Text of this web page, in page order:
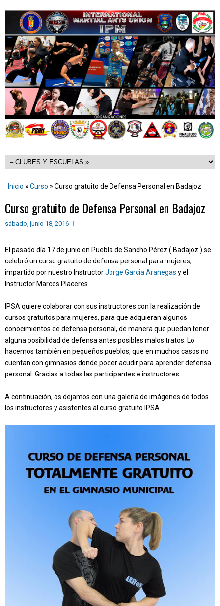
Inicio » Curso » Curso gratuito de Defensa Personal en Badajoz
Curso gratuito de Defensa Personal en Badajoz
sábado, junio 18, 2016
El pasado día 17 de junio en Puebla de Sancho Pérez ( Badajoz ) se
celebró un curso gratuito de defensa personal para mujeres,
impartido por nuestro InstructorJorge Garcia Aranegas y el
Instructor Marcos Placeres.
IPSA quiere colaborar con sus instructores con la realización de
cursos gratuitos para mujeres, para que adquieran algunos
conocimientos de defensa personal, de manera que puedan tener
alguna posibilidad de defensa antes posibles malos tratos. Lo
hacemos también en pequeños pueblos, que en muchos casos no
cuentan con gimnasios donde poder acudir para aprender defensa
personal. Gracias a todas las participantes e instructores.
A continuación, os dejamos con una galería de imágenes de todos
los instructores y asistentes al curso gratuito IPSA.